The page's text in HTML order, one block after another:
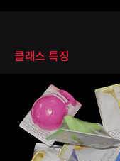
클래스 특징